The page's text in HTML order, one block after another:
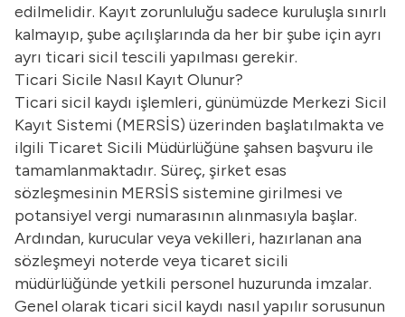
edilmelidir. Kayıt zorunluluğu sadece kuruluşla sınırlı
kalmayıp, şube açılışlarında da her bir şube için ayrı
ayrı ticari sicil tescili yapılması gerekir.
Ticari Sicile Nasıl Kayıt Olunur?
Ticari sicil kaydı işlemleri, günümüzde Merkezi Sicil
Kayıt Sistemi (MERSİS) üzerinden başlatılmakta ve
ilgili Ticaret Sicili Müdürlüğüne şahsen başvuru ile
tamamlanmaktadır. Süreç, şirket esas
sözleşmesinin MERSİS sistemine girilmesi ve
potansiyel vergi numarasının alınmasıyla başlar.
Ardından, kurucular veya vekilleri, hazırlanan ana
sözleşmeyi noterde veya ticaret sicili
müdürlüğünde yetkili personel huzurunda imzalar.
Genel olarak ticari sicil kaydı nasıl yapılırsorusunun